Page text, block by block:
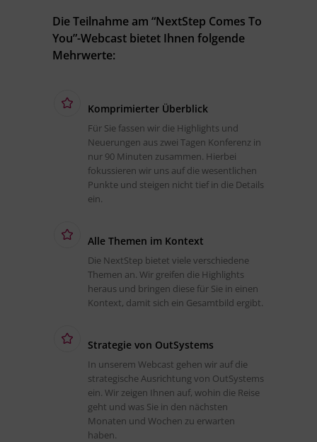
Die Teilnahme am “NextStep Comes To
You”-Webcast bietet Ihnen folgende
Mehrwerte:
Komprimierter Überblick
Für Sie fassen wir die Highlights und
Neuerungen aus zwei Tagen Konferenz in
nur 90 Minuten zusammen. Hierbei
fokussieren wir uns auf die wesentlichen
Punkte und steigen nicht tief in die Details
ein.
Alle Themen im Kontext
Die NextStep bietet viele verschiedene
Themen an. Wir greifen die Highlights
heraus und bringen diese für Sie in einen
Kontext, damit sich ein Gesamtbild ergibt.
Strategie von OutSystems
In unserem Webcast gehen wir auf die
strategische Ausrichtung von OutSystems
ein. Wir zeigen Ihnen auf, wohin die Reise
geht und was Sie in den nächsten
Monaten und Wochen zu erwarten
haben.